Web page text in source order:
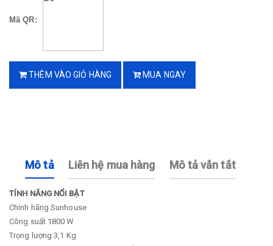
Mã QR:
THÊM VÀO GIỎ HÀNG MUA NGAY
Mô tả Liên hệ mua hàng Mô tả vắn tắt
TÍNH NĂNG NỔI BẬT
Chính hãng Sunhouse
Công suất 1800 W
Trọng lượng 3,1 Kg